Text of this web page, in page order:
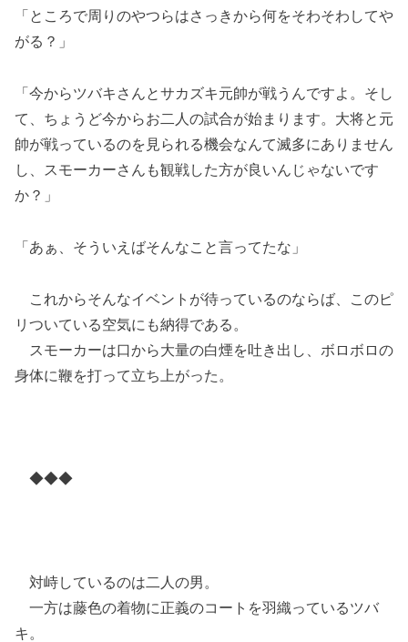
「ところで周りのやつらはさっきから何をそわそわしてや
がる？」
「今からツバキさんとサカズキ元帥が戦うんですよ。そし
て、ちょうど今からお二人の試合が始まります。大将と元
帥が戦っているのを見られる機会なんて滅多にありません
し、スモーカーさんも観戦した方が良いんじゃないです
か？」
「あぁ、そういえばそんなこと言ってたな」
これからそんなイベントが待っているのならば、このピ
リついている空気にも納得である。
スモーカーは口から大量の白煙を吐き出し、ボロボロの
身体に鞭を打って立ち上がった。
◆◆◆
対峙しているのは二人の男。
一方は藤色の着物に正義のコートを羽織っているツバ
キ。